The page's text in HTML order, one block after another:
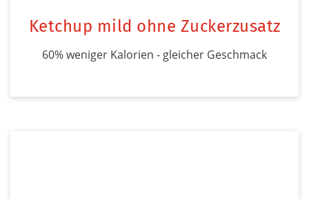
Ketchup mild ohne Zuckerzusatz
60% weniger Kalorien - gleicher Geschmack